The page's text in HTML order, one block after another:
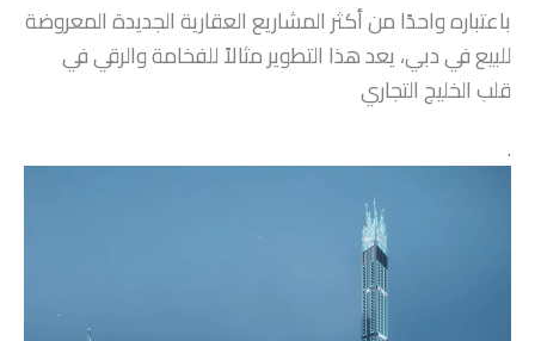
باعتباره واحدًا من أكثر المشاريع العقارية الجديدة المعروضة
للبيع في دبي، يعد هذا التطوير مثالاً للفخامة والرقي في
قلب الخليج التجاري
.